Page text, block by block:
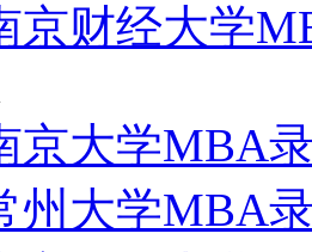
京财经大学
京大学MBA
州大学MBA